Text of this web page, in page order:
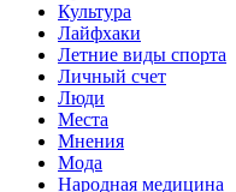
Культура
Лайфхаки
Летние виды спорта
Личный счет
Люди
Места
Мнения
Мода
Народная медицина